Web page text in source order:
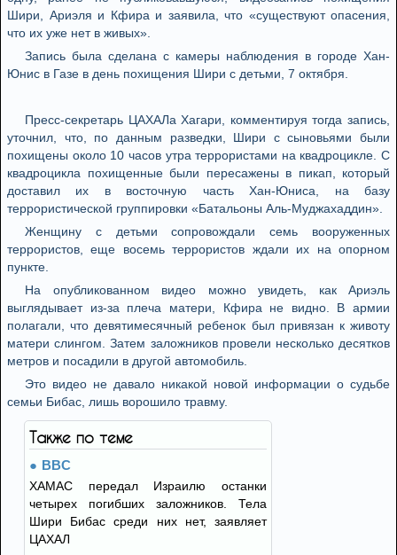
Шири, Ариэля и Кфира и заявила, что «существуют опасения,
что их уже нет в живых».
Запись была сделана с камеры наблюдения в городе Хан-
Юнис в Газе в день похищения Шири с детьми, 7 октября.
Пресс-секретарь ЦАХАЛа Хагари, комментируя тогда запись,
уточнил, что, по данным разведки, Шири с сыновьями были
похищены около 10 часов утра террористами на квадроцикле. С
квадроцикла похищенные были пересажены в пикап, который
доставил их в восточную часть Хан-Юниса, на базу
террористической группировки «Батальоны Аль-Муджахаддин».
Женщину с детьми сопровождали семь вооруженных
террористов, еще восемь террористов ждали их на опорном
пункте.
На опубликованном видео можно увидеть, как Ариэль
выглядывает из-за плеча матери, Кфира не видно. В армии
полагали, что девятимесячный ребенок был привязан к животу
матери слингом. Затем заложников провели несколько десятков
метров и посадили в другой автомобиль.
Это видео не давало никакой новой информации о судьбе
семьи Бибас, лишь ворошило травму.
Также по теме
BBC
ХАМАС передал Израилю останки
четырех погибших заложников. Тела
Шири Бибас среди них нет, заявляет
ЦАХАЛ